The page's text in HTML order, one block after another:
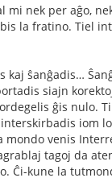
mi nek per aĝo,
la fratino. Tiel
kaj ŝanĝadis…
siajn
ĝis nulo.
iom
mondo venis
tagoj da
Ĉi-kune la